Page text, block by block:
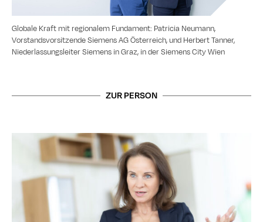
Globale Kraft mit regionalem Fundament: Patricia Neumann,
Vorstandsvorsitzende Siemens AG Österreich, und Herbert Tanner,
Niederlassungsleiter Siemens in Graz, in der Siemens City Wien
ZUR PERSON